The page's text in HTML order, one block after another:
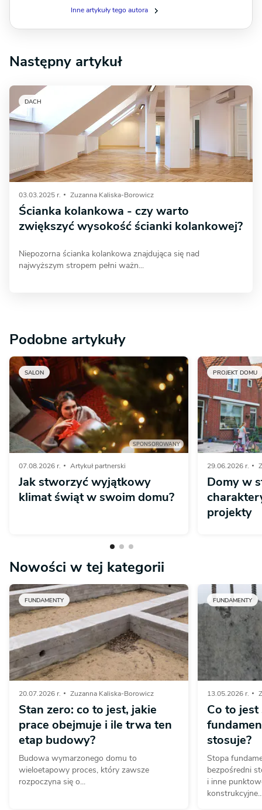
Inne artykuły tego autora
Następny artykuł
DACH
03.03.2025 r. Zuzanna Kaliska-Borowicz
Ścianka kolankowa - czy warto
zwiększyć wysokość ścianki kolankowej?
Niepozorna ścianka kolankowa znajdująca się nad
najwyższym stropem pełni ważn...
Podobne artykuły
SALON
SPONSOROWANY
07.08.2026 r. Artykuł partnerski
Jak stworzyć wyjątkowy
klimat świąt w swoim domu?
PROJEKT DOMU
29.06.2026 r.
Domy w
projekty
Nowości w tej kategorii
FUNDAMENTY
20.07.2026 r. Zuzanna Kaliska-Borowicz
Stan zero: co to jest, jakie
prace obejmuje i ile trwa ten
etap budowy?
Budowa wymarzonego domu to
wieloetapowy proces, który zawsze
rozpoczyna się o...
FUNDAMENTY
13.05.2026 r.
Co to
stosuje?
Stopa
bezpośredni
i inne